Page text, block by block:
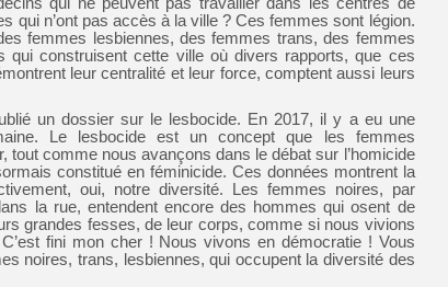
qui n’ont pas accès à la ville ? Ces femmes sont légion.
femmes lesbiennes, des femmes trans, des femmes
qui construisent cette ville où divers rapports, que ces
leur centralité et leur force, comptent aussi leurs
un dossier sur le lesbocide. En 2017, il y a eu une
Le lesbocide est un concept que les femmes
tout comme nous avançons dans le débat sur l’homicide
constitué en féminicide. Ces données montrent la
oui, notre diversité. Les femmes noires, par
la rue, entendent encore des hommes qui osent de
grandes fesses, de leur corps, comme si nous vivions
C’est fini mon cher ! Nous vivons en démocratie ! Vous
noires, trans, lesbiennes, qui occupent la diversité des